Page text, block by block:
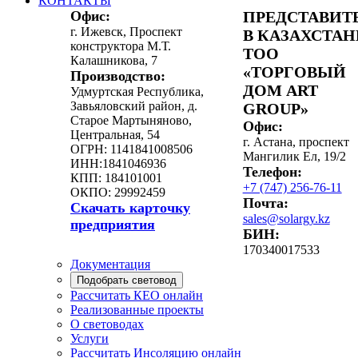
Офис:
г. Ижевск, Проспект
конструктора М.Т.
Калашникова, 7
Производство:
Удмуртская Республика,
Завьяловский район, д.
Старое Мартыняново,
Центральная, 54
ОГРН: 1141841008506
ИНН:1841046936
КПП: 184101001
ОКПО: 29992459
Скачать карточку
предприятия
В
ТОО
«ТОРГОВЫЙ
ДОМ ART
GROUP»
Офис:
г. Астана, проспект
Мангилик Ел, 19/2
Телефон:
+7 (747) 256-76-11
Почта:
sales@solargy.kz
БИН:
170340017533
Документация
Подобрать световод
Рассчитать КЕО онлайн
Реализованные проекты
О световодах
Услуги
Рассчитать Инсоляцию онлайн